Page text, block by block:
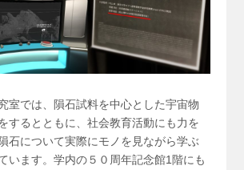
室では、隕石試料を中心とした宇宙物
するとともに、社会教育活動にも力を
石について実際にモノを見ながら学ぶ
います。学内の５０周年記念館1階にも